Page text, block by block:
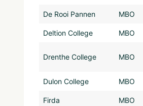
De Rooi Pannen MBO
Deltion College MBO
Drenthe College MBO
Dulon College MBO
Firda MBO